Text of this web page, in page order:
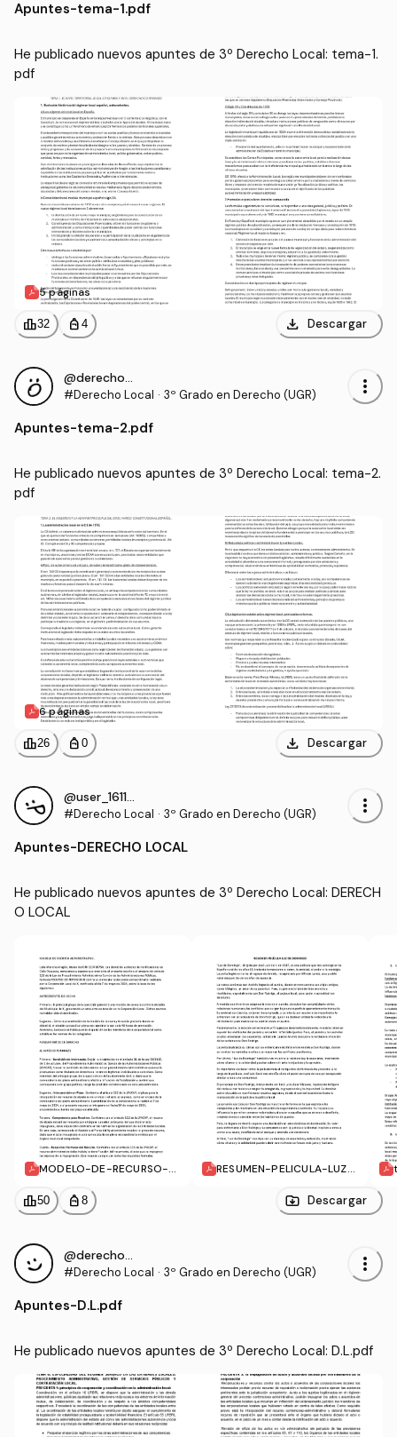
Apuntes-tema-1.pdf
He publicado nuevos apuntes de 3º Derecho Local: tema-1.
pdf
5 páginas
leaderboard32 personal_bag 4 download Descargar
@derecho_2003
#Derecho Local · 3º Grado en Derecho (UGR) more_vert
Apuntes-tema-2.pdf
He publicado nuevos apuntes de 3º Derecho Local: tema-2.
pdf
6 páginas
leaderboard26 personal_bag 0 download Descargar
@user_1611390
#Derecho Local · 3º Grado en Derecho (UGR) more_vert
Apuntes-DERECHO LOCAL
He publicado nuevos apuntes de 3º Derecho Local: DERECH
O LOCAL
MODELO-DE-RECURSO-A
RESUMEN-PELICULA-LUZ-
leaderboard50 personal_bag 8 Descargar
@derecho_cp
#Derecho Local · 3º Grado en Derecho (UGR) more_vert
Apuntes-D.L.pdf
He publicado nuevos apuntes de 3º Derecho Local: D.L.pdf